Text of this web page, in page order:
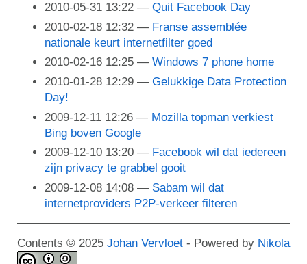
2010-05-31 13:22
Quit Facebook Day
2010-02-18 12:32
Franse assemblée
nationale keurt internetfilter goed
2010-02-16 12:25
Windows 7 phone home
2010-01-28 12:29
Gelukkige Data Protection
Day!
2009-12-11 12:26
Mozilla topman verkiest
Bing boven Google
2009-12-10 13:20
Facebook wil dat iedereen
zijn privacy te grabbel gooit
2009-12-08 14:08
Sabam wil dat
internetproviders P2P-verkeer filteren
Contents © 2025 Johan Vervloet - Powered by Nikola